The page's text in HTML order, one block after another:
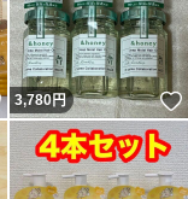
いいね！
3,780円